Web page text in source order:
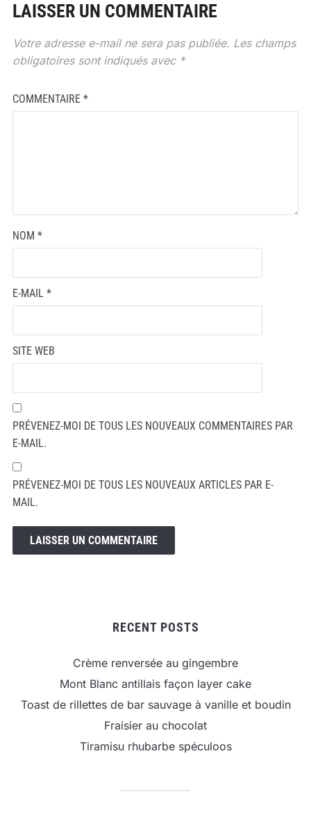
LAISSER UN COMMENTAIRE
Votre adresse e-mail ne sera pas publiée. Les champs
obligatoires sont indiqués avec *
COMMENTAIRE *
NOM *
E-MAIL *
SITE WEB
PRÉVENEZ-MOI DE TOUS LES NOUVEAUX COMMENTAIRES PAR
E-MAIL.
PRÉVENEZ-MOI DE TOUS LES NOUVEAUX ARTICLES PAR E-
MAIL.
RECENT POSTS
Crème renversée au gingembre
Mont Blanc antillais façon layer cake
Toast de rillettes de bar sauvage à vanille et boudin
Fraisier au chocolat
Tiramisu rhubarbe spéculoos